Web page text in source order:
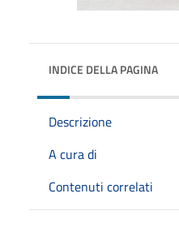
INDICE DELLA PAGINA
Descrizione
A cura di
Contenuti correlati